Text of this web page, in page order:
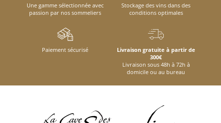
Une gamme sélectionnée avec
passion par nos sommeliers
Stockage des vins dans des
conditions optimales
Paiement sécurisé
Livraison gratuite à partir de
300€
Livraison sous 48h à 72h à
domicile ou au bureau